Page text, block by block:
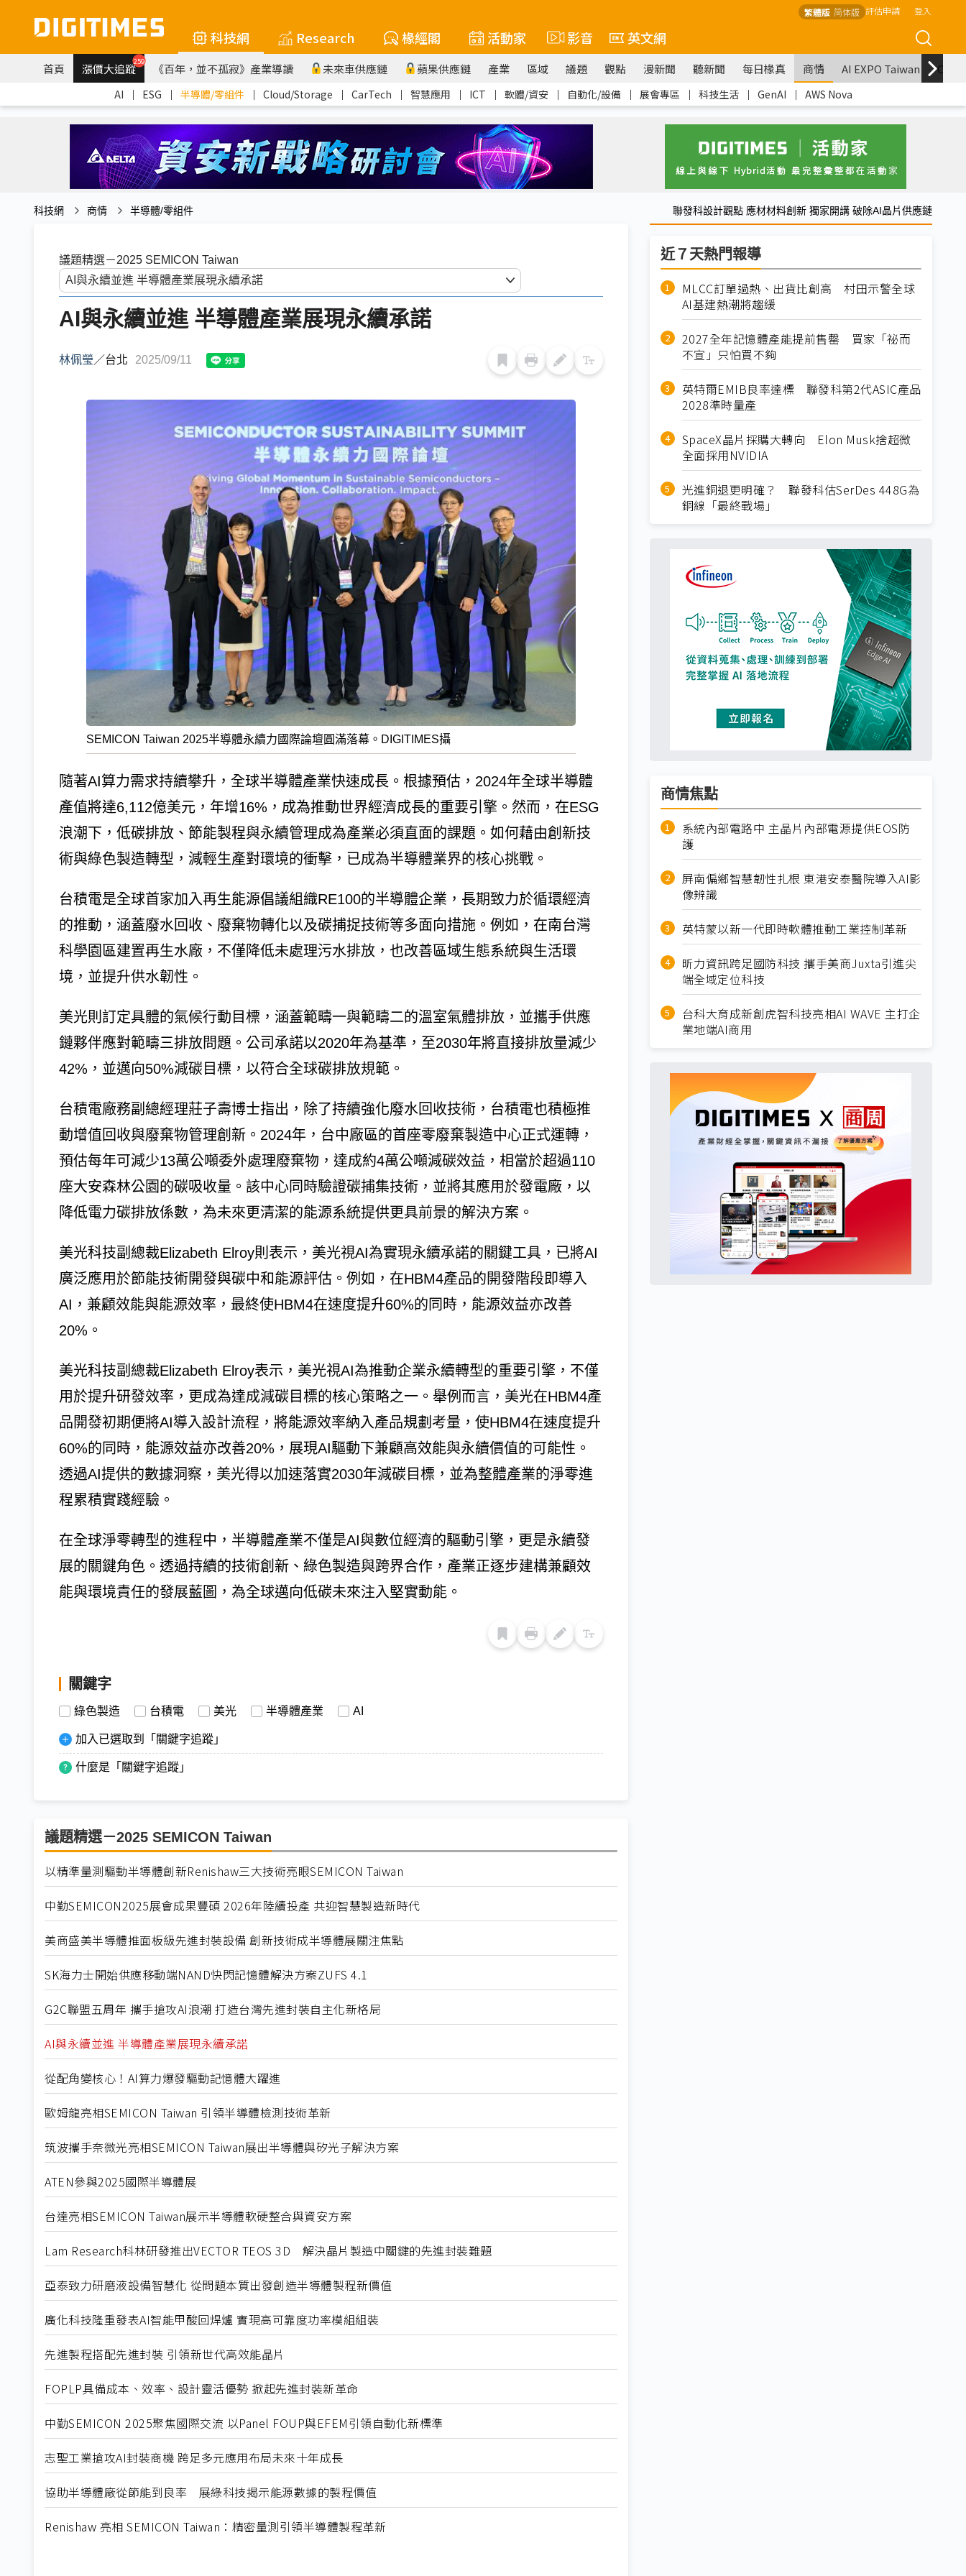
繁體版 简体版 評估申請 登入
科技網 Research 椽經閣 活動家 影音 英文網
首頁 漲價大追蹤259 《百年，並不孤寂》產業導讀 未來車供應鏈 蘋果供應鏈 產業 區域 議題 觀點 漫新聞 聽新聞 每日椽真 商情 AI EXPO Taiwan
AI ｜ ESG ｜ 半導體/零組件 ｜ Cloud/Storage ｜ CarTech ｜ 智慧應用 ｜ ICT ｜ 軟體/資安 ｜ 自動化/設備 ｜ 展會專區 ｜ 科技生活 ｜ GenAI ｜ AWS Nova
科技網 商情 半導體/零組件 聯發科設計觀點 應材材料創新 獨家開講 破除AI晶片供應鏈
議題精選－2025 SEMICON Taiwan
AI與永續並進 半導體產業展現永續承諾
林佩瑩 ／台北 2025/09/11
SEMICON Taiwan 2025半導體永續力國際論壇圓滿落幕。DIGITIMES攝
隨著AI算力需求持續攀升，全球半導體產業快速成長。根據預估，2024年全球半導體
產值將達6,112億美元，年增16%，成為推動世界經濟成長的重要引擎。然而，在ESG
浪潮下，低碳排放、節能製程與永續管理成為產業必須直面的課題。如何藉由創新技
術與綠色製造轉型，減輕生產對環境的衝擊，已成為半導體業界的核心挑戰。
台積電是全球首家加入再生能源倡議組織RE100的半導體企業，長期致力於循環經濟
的推動，涵蓋廢水回收、廢棄物轉化以及碳捕捉技術等多面向措施。例如，在南台灣
科學園區建置再生水廠，不僅降低未處理污水排放，也改善區域生態系統與生活環
境，並提升供水韌性。
美光則訂定具體的氣候行動目標，涵蓋範疇一與範疇二的溫室氣體排放，並攜手供應
鏈夥伴應對範疇三排放問題。公司承諾以2020年為基準，至2030年將直接排放量減少
42%，並邁向50%減碳目標，以符合全球碳排放規範。
台積電廠務副總經理莊子壽博士指出，除了持續強化廢水回收技術，台積電也積極推
動增值回收與廢棄物管理創新。2024年，台中廠區的首座零廢棄製造中心正式運轉，
預估每年可減少13萬公噸委外處理廢棄物，達成約4萬公噸減碳效益，相當於超過110
座大安森林公園的碳吸收量。該中心同時驗證碳捕集技術，並將其應用於發電廠，以
降低電力碳排放係數，為未來更清潔的能源系統提供更具前景的解決方案。
美光科技副總裁Elizabeth Elroy則表示，美光視AI為實現永續承諾的關鍵工具，已將AI
廣泛應用於節能技術開發與碳中和能源評估。例如，在HBM4產品的開發階段即導入
AI，兼顧效能與能源效率，最終使HBM4在速度提升60%的同時，能源效益亦改善
20%。
美光科技副總裁Elizabeth Elroy表示，美光視AI為推動企業永續轉型的重要引擎，不僅
用於提升研發效率，更成為達成減碳目標的核心策略之一。舉例而言，美光在HBM4產
品開發初期便將AI導入設計流程，將能源效率納入產品規劃考量，使HBM4在速度提升
60%的同時，能源效益亦改善20%，展現AI驅動下兼顧高效能與永續價值的可能性。
透過AI提供的數據洞察，美光得以加速落實2030年減碳目標，並為整體產業的淨零進
程累積實踐經驗。
在全球淨零轉型的進程中，半導體產業不僅是AI與數位經濟的驅動引擎，更是永續發
展的關鍵角色。透過持續的技術創新、綠色製造與跨界合作，產業正逐步建構兼顧效
能與環境責任的發展藍圖，為全球邁向低碳未來注入堅實動能。
關鍵字
綠色製造 台積電 美光 半導體產業 AI
加入已選取到「關鍵字追蹤」
什麼是「關鍵字追蹤」
議題精選－2025 SEMICON Taiwan
以精準量測驅動半導體創新Renishaw三大技術亮眼SEMICON Taiwan
中勤SEMICON2025展會成果豐碩 2026年陸續投產 共迎智慧製造新時代
美商盛美半導體推面板級先進封裝設備 創新技術成半導體展關注焦點
SK海力士開始供應移動端NAND快閃記憶體解決方案ZUFS 4.1
G2C聯盟五周年 攜手搶攻AI浪潮 打造台灣先進封裝自主化新格局
AI與永續並進 半導體產業展現永續承諾
從配角變核心！AI算力爆發驅動記憶體大躍進
歐姆龍亮相SEMICON Taiwan 引領半導體檢測技術革新
筑波攜手奈微光亮相SEMICON Taiwan展出半導體與矽光子解決方案
ATEN參與2025國際半導體展
台達亮相SEMICON Taiwan展示半導體軟硬整合與資安方案
Lam Research科林研發推出VECTOR TEOS 3D 解決晶片製造中關鍵的先進封裝難題
亞泰致力研磨液設備智慧化 從問題本質出發創造半導體製程新價值
廣化科技隆重發表AI智能甲酸回焊爐 實現高可靠度功率模組組裝
先進製程搭配先進封裝 引領新世代高效能晶片
FOPLP具備成本、效率、設計靈活優勢 掀起先進封裝新革命
中勤SEMICON 2025聚焦國際交流 以Panel FOUP與EFEM引領自動化新標準
志聖工業搶攻AI封裝商機 跨足多元應用布局未來十年成長
協助半導體廠從節能到良率 展綠科技揭示能源數據的製程價值
Renishaw 亮相 SEMICON Taiwan：精密量測引領半導體製程革新
近７天熱門報導
MLCC訂單過熱、出貨比創高 村田示警全球
AI基建熱潮將趨緩
2027全年記憶體產能提前售罄 買家「祕而
不宣」只怕買不夠
英特爾EMIB良率達標 聯發科第2代ASIC產品
2028準時量產
SpaceX晶片採購大轉向 Elon Musk捨超微
全面採用NVIDIA
光進銅退更明確？ 聯發科估SerDes 448G為
銅線「最終戰場」
商情焦點
系統內部電路中 主晶片內部電源提供EOS防
護
屏南偏鄉智慧韌性扎根 東港安泰醫院導入AI影
像辨識
英特蒙以新一代即時軟體推動工業控制革新
昕力資訊跨足國防科技 攜手美商Juxta引進尖
端全域定位科技
台科大育成新創虎智科技亮相AI WAVE 主打企
業地端AI商用